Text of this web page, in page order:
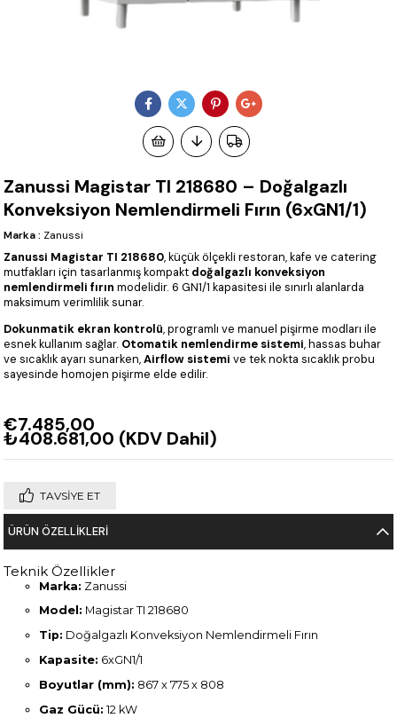
Zanussi Magistar TI 218680 – Doğalgazlı
Konveksiyon Nemlendirmeli Fırın (6xGN1/1)
Marka : Zanussi
Zanussi Magistar TI 218680, küçük ölçekli restoran, kafe ve catering
mutfakları için tasarlanmış kompakt doğalgazlı konveksiyon
nemlendirmeli fırın modelidir. 6 GN1/1 kapasitesi ile sınırlı alanlarda
maksimum verimlilik sunar.
Dokunmatik ekran kontrolü, programlı ve manuel pişirme modları ile
esnek kullanım sağlar. Otomatik nemlendirme sistemi, hassas buhar
ve sıcaklık ayarı sunarken,Airflow sistemi ve tek nokta sıcaklık probu
sayesinde homojen pişirme elde edilir.
€7.485,00
₺408.681,00 (KDV Dahil)
TAVSIYE ET
ÜRÜN ÖZELLIKLERI
Teknik Özellikler
Marka: Zanussi
Model: Magistar TI 218680
Tip: Doğalgazlı Konveksiyon Nemlendirmeli Fırın
Kapasite: 6xGN1/1
Boyutlar (mm): 867 x 775 x 808
Gaz Gücü: 12 kW